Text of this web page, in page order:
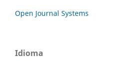
Open Journal Systems
Idioma